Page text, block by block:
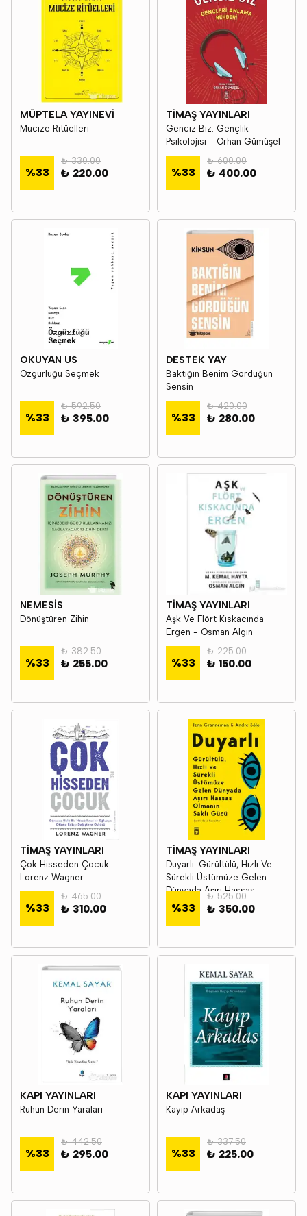
MÜPTELA YAYINEVİ
Mucize Ritüelleri
%33
₺ 330.00
₺ 220.00
TİMAŞ YAYINLARI
Genciz Biz: Gençlik
Psikolojisi - Orhan Gümüşel
%33
₺ 600.00
₺ 400.00
OKUYAN US
Özgürlüğü Seçmek
%33
₺ 592.50
₺ 395.00
DESTEK YAY
Baktığın Benim Gördüğün
Sensin
%33
₺ 420.00
₺ 280.00
NEMESİS
Dönüştüren Zihin
%33
₺ 382.50
₺ 255.00
TİMAŞ YAYINLARI
Aşk Ve Flört Kıskacında
Ergen - Osman Algın
%33
₺ 225.00
₺ 150.00
TİMAŞ YAYINLARI
Çok Hisseden Çocuk -
Lorenz Wagner
%33
₺ 465.00
₺ 310.00
TİMAŞ YAYINLARI
Duyarlı: Gürültülü, Hızlı Ve
Sürekli Üstümüze Gelen
Dünyada Aşırı Hassas
Olmanın Saklı Gücü - Andre
%33
₺ 525.00
₺ 350.00
KAPI YAYINLARI
Ruhun Derin Yaraları
%33
₺ 442.50
₺ 295.00
KAPI YAYINLARI
Kayıp Arkadaş
%33
₺ 337.50
₺ 225.00